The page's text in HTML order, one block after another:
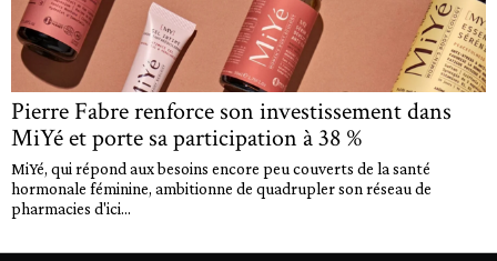
Pierre Fabre renforce son investissement dans
MiYé et porte sa participation à 38 %
MiYé, qui répond aux besoins encore peu couverts de la santé
hormonale féminine, ambitionne de quadrupler son réseau de
pharmacies d'ici...